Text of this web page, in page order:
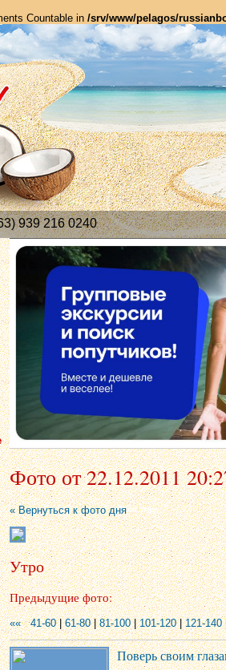
Countable in /srv/www/pelagos/
939 216 0240
Фото от 22.12.2011
« Вернуться к фото дня
Утро
Предыдущие фото:
«« 41-60|61-80|81-100|101-120|121-140
Поверь своим